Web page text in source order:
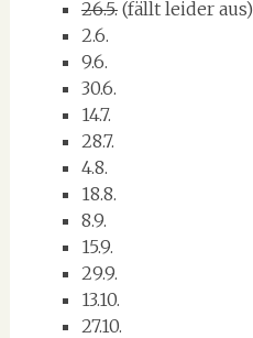
26.5.(fällt leider aus)
2.6.
9.6.
30.6.
14.7.
28.7.
4.8.
18.8.
8.9.
15.9.
29.9.
13.10.
27.10.